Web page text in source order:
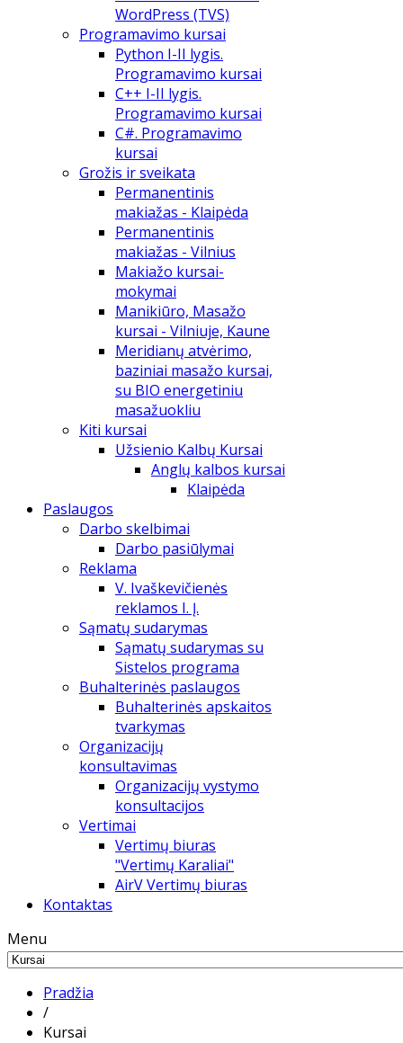
WordPress (TVS)
Programavimo kursai
Python I-II lygis.
Programavimo kursai
C++ I-II lygis.
Programavimo kursai
C#. Programavimo
kursai
Grožis ir sveikata
Permanentinis
makiažas - Klaipėda
Permanentinis
makiažas - Vilnius
Makiažo kursai-
mokymai
Manikiūro, Masažo
kursai - Vilniuje, Kaune
Meridianų atvėrimo,
baziniai masažo kursai,
su BIO energetiniu
masažuokliu
Kiti kursai
Užsienio Kalbų Kursai
Anglų kalbos kursai
Klaipėda
Paslaugos
Darbo skelbimai
Darbo pasiūlymai
Reklama
V. Ivaškevičienės
reklamos I. Į.
Sąmatų sudarymas
Sąmatų sudarymas su
Sistelos programa
Buhalterinės paslaugos
Buhalterinės apskaitos
tvarkymas
Organizacijų
konsultavimas
Organizacijų vystymo
konsultacijos
Vertimai
Vertimų biuras
"Vertimų Karaliai"
AirV Vertimų biuras
Kontaktas
Menu
Pradžia
/
Kursai